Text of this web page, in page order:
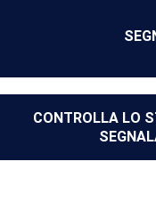
CONTROLLA LO